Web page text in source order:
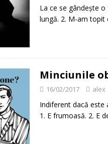
La ce se gândește
lungă. 2. M-am topit
Minciunile
16/02/2017 alex
Indiferent dacă este
1. E frumoasă. 2. E